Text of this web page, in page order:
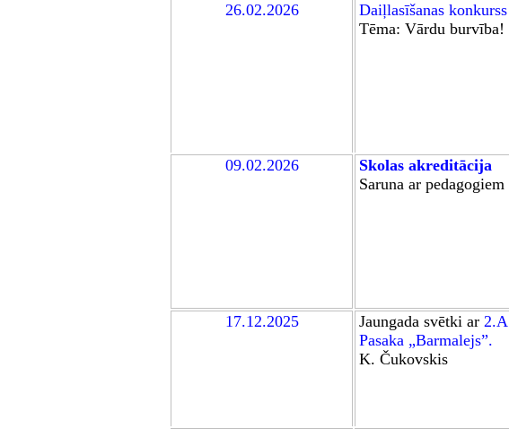
26.02.2026 Daiļlasīšanas konkurss
Tēma: Vārdu burvība!
09.02.2026
Skolas akreditācija
Saruna ar pedagogiem
17.12.2025 Jaungada svētki ar 2.A
Pasaka „Barmalejs”.
K. Čukovskis